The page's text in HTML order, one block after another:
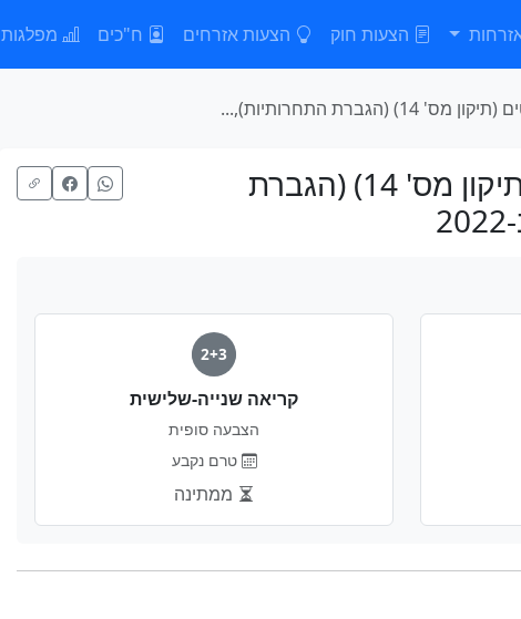
הצעות חוק הצעות אזרחים ח"כים מפלגות
(הגברת התחרותיות),...
הצעת חוק הפטנטים (תיקון מס' 14) (הגברת
2+3
קריאה שנייה-שלישית
הצבעה סופית
טרם נקבע
ממתינה